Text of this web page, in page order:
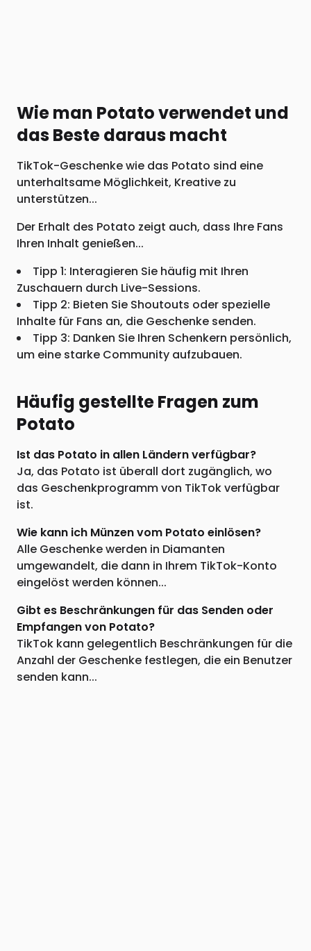
Wie man Potato verwendet und
das Beste daraus macht
TikTok-Geschenke wie das Potato sind eine
unterhaltsame Möglichkeit, Kreative zu
unterstützen...
Der Erhalt des Potato zeigt auch, dass Ihre Fans
Ihren Inhalt genießen...
Tipp 1: Interagieren Sie häufig mit Ihren
Zuschauern durch Live-Sessions.
Tipp 2: Bieten Sie Shoutouts oder spezielle
Inhalte für Fans an, die Geschenke senden.
Tipp 3: Danken Sie Ihren Schenkern persönlich,
um eine starke Community aufzubauen.
Häufig gestellte Fragen zum
Potato
Ist das Potato in allen Ländern verfügbar?
Ja, das Potato ist überall dort zugänglich, wo
das Geschenkprogramm von TikTok verfügbar
ist.
Wie kann ich Münzen vom Potato einlösen?
Alle Geschenke werden in Diamanten
umgewandelt, die dann in Ihrem TikTok-Konto
eingelöst werden können...
Gibt es Beschränkungen für das Senden oder
Empfangen von Potato?
TikTok kann gelegentlich Beschränkungen für die
Anzahl der Geschenke festlegen, die ein Benutzer
senden kann...